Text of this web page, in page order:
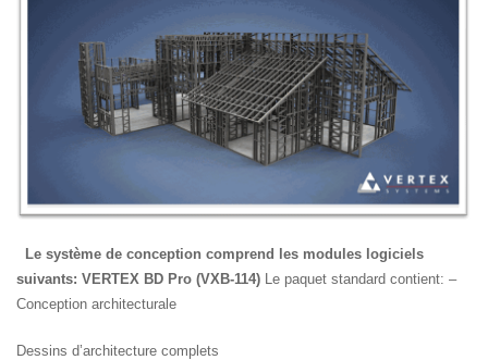
Le système de conception comprend les modules logiciels
suivants: VERTEX BD Pro (VXB-114) Le paquet standard contient: –
Conception architecturale
Dessins d’architecture complets